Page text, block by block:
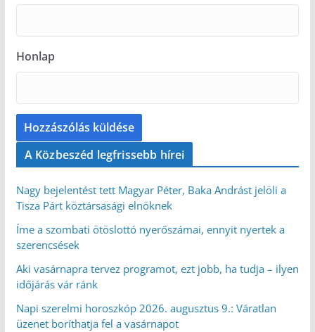
Honlap
A Közbeszéd legfrissebb hírei
Nagy bejelentést tett Magyar Péter, Baka Andrást jelöli a
Tisza Párt köztársasági elnöknek
Íme a szombati ötöslottó nyerőszámai, ennyit nyertek a
szerencsések
Aki vasárnapra tervez programot, ezt jobb, ha tudja – ilyen
időjárás vár ránk
Napi szerelmi horoszkóp 2026. augusztus 9.: Váratlan
üzenet boríthatja fel a vasárnapot